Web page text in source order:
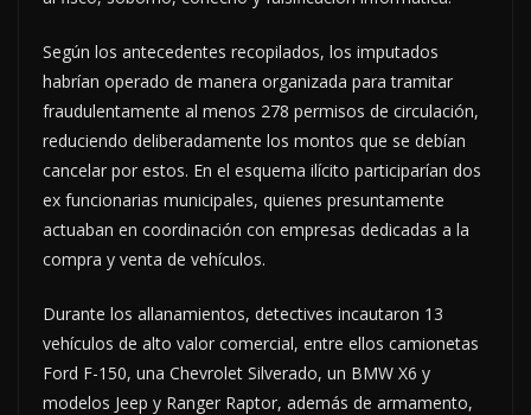
Según los antecedentes recopilados, los imputados
habrían operado de manera organizada para tramitar
fraudulentamente al menos 278 permisos de circulación,
reduciendo deliberadamente los montos que se debían
cancelar por estos. En el esquema ilícito participarían dos
ex funcionarias municipales, quienes presuntamente
actuaban en coordinación con empresas dedicadas a la
compra y venta de vehículos.
Durante los allanamientos, detectives incautaron 13
vehículos de alto valor comercial, entre ellos camionetas
Ford F-150, una Chevrolet Silverado, un BMW X6 y
modelos Jeep y Ranger Raptor, además de armamento,